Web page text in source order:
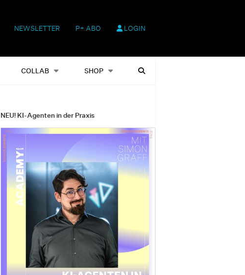
NEWSLETTER P+ ABO LOGIN
COLLAB SHOP
Shop Heftausgaben Suchen
NEU! KI-Agenten in der Praxis